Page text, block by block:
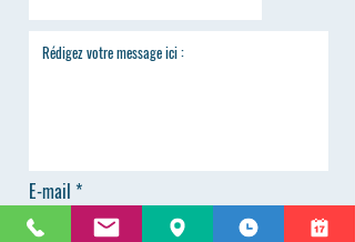
E-mail